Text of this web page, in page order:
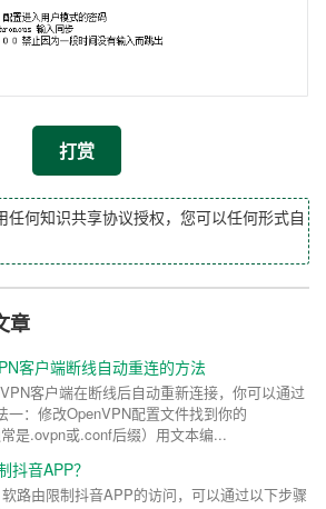
打赏
任何知识共享协议授权，您可以任何形式自
章
客户端断线自动重连的方法
客户端在断线后自动重新连接，你可以通过
一：修改OpenVPN配置文件找到你的
是.ovpn或.conf后缀）用文本编...
抖音APP？
路由限制抖音APP的访问，可以通过以下步骤